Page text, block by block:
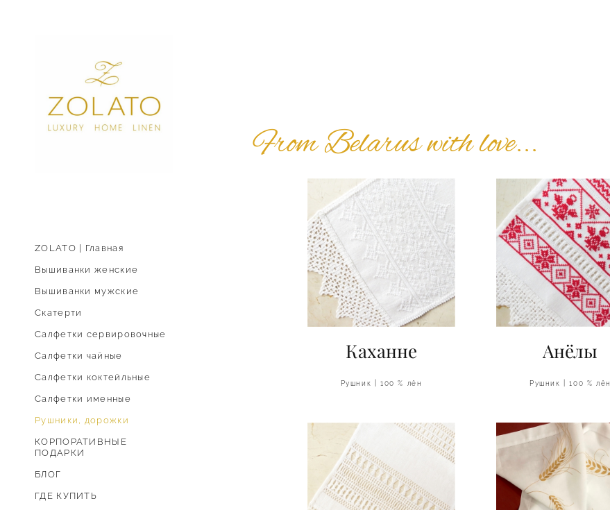
ZOLATO | Главная
Вышиванки женские
Вышиванки мужские
Скатерти
Cалфетки сервировочные
Салфетки чайные
Салфетки коктейльные
Салфетки именные
Рушники, дорожки
КОРПОРАТИВНЫЕ
ПОДАРКИ
БЛОГ
ГДЕ КУПИТЬ
From Belarus with love...
Каханне
Рушник | 100 % лён
Анёлы
Рушник | 100 % лён